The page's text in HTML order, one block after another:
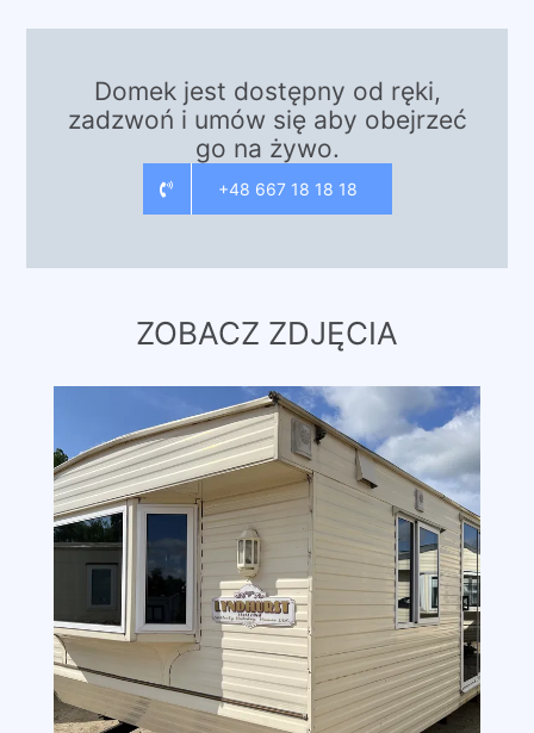
Domek jest dostępny od ręki,
zadzwoń i umów się aby obejrzeć
go na żywo.
+48 667 18 18 18
ZOBACZ ZDJĘCIA